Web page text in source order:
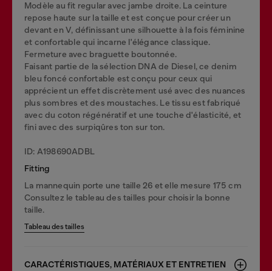
Modèle au fit regular avec jambe droite. La ceinture
repose haute sur la taille et est conçue pour créer un
devant en V, définissant une silhouette à la fois féminine
et confortable qui incarne l'élégance classique.
Fermeture avec braguette boutonnée.
Faisant partie de la sélection DNA de Diesel, ce denim
bleu foncé confortable est conçu pour ceux qui
apprécient un effet discrètement usé avec des nuances
plus sombres et des moustaches. Le tissu est fabriqué
avec du coton régénératif et une touche d'élasticité, et
fini avec des surpiqûres ton sur ton.
ID: A198690ADBL
Fitting
La mannequin porte une taille 26 et elle mesure 175 cm
Consultez le tableau des tailles pour choisir la bonne
taille.
Tableau des tailles
CARACTÉRISTIQUES, MATÉRIAUX ET ENTRETIEN